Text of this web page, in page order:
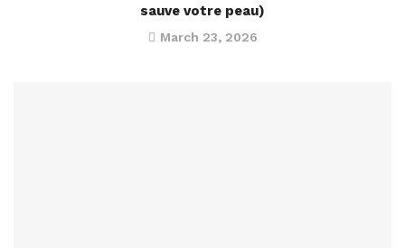
sauve votre peau)
March 23, 2026